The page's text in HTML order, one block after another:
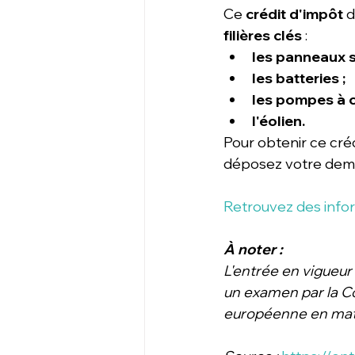
Ce crédit d'impôt
filières clés :
les panneaux
les batteries ;
les pompes à
l'éolien.
Pour obtenir ce
déposez votre
Retrouvez des
À noter :
L'entrée en
un examen par la
européenne en